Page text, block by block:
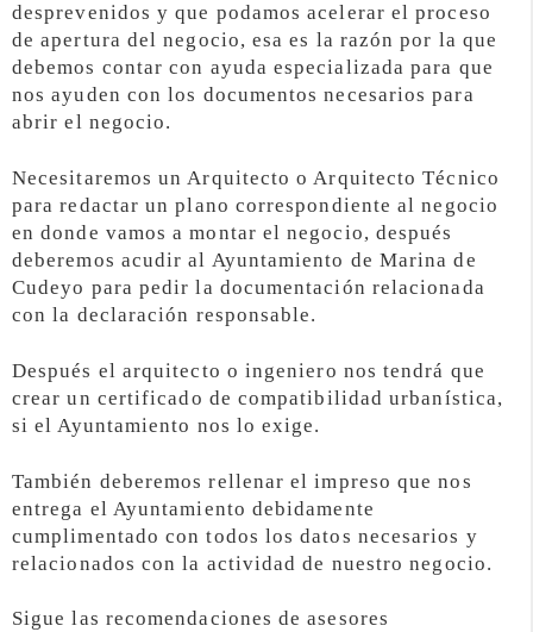
desprevenidos y que podamos acelerar el proceso
de apertura del negocio, esa es la razón por la que
debemos contar con ayuda especializada para que
nos ayuden con los documentos necesarios para
abrir el negocio.
Necesitaremos un Arquitecto o Arquitecto Técnico
para redactar un plano correspondiente al negocio
en donde vamos a montar el negocio, después
deberemos acudir al Ayuntamiento de Marina de
Cudeyo para pedir la documentación relacionada
con la declaración responsable.
Después el arquitecto o ingeniero nos tendrá que
crear un certificado de compatibilidad urbanística,
si el Ayuntamiento nos lo exige.
También deberemos rellenar el impreso que nos
entrega el Ayuntamiento debidamente
cumplimentado con todos los datos necesarios y
relacionados con la actividad de nuestro negocio.
Sigue las recomendaciones de asesores